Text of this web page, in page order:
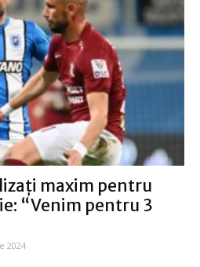
maxim pentru
“Venim pentru 3
2024